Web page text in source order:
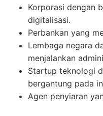
Korporasi dengan
digitalisasi.
Perbankan yang
Lembaga negara
menjalankan
Startup teknologi
bergantung pada
Agen penyiaran